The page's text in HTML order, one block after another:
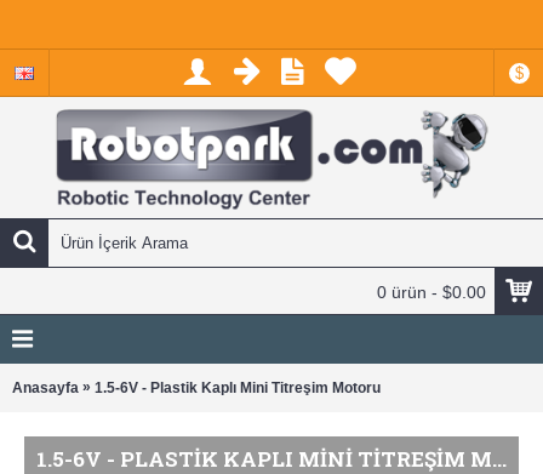
$
0 ürün - $0.00
Anasayfa » 1.5-6V - Plastik Kaplı Mini Titreşim Motoru
1.5-6V - PLASTIK KAPLI MINI TITREŞIM MOTORU